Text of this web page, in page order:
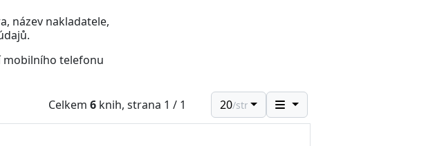
název nakladatele,
mobilního telefonu
Celkem 6 knih, strana 1 / 1 20/str.